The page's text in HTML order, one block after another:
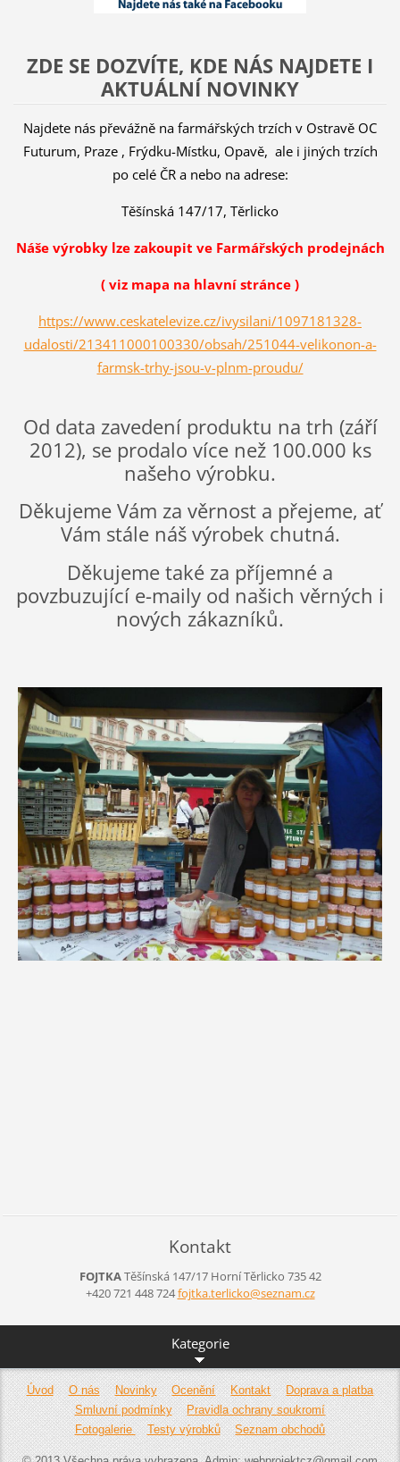
ZDE SE DOZVÍTE, KDE NÁS NAJDETE I
AKTUÁLNÍ NOVINKY
Najdete nás převážně na farmářských trzích v Ostravě OC
Futurum, Praze , Frýdku-Místku, Opavě, ale i jiných trzích
po celé ČR a nebo na adrese:
Těšínská 147/17, Těrlicko
Náše výrobky lze zakoupit ve Farmářských prodejnách
( viz mapa na hlavní stránce )
https://www.ceskatelevize.cz/ivysilani/1097181328-
udalosti/213411000100330/obsah/251044-velikonon-a-
farmsk-trhy-jsou-v-plnm-proudu/
Od data zavedení produktu na trh (září
2012), se prodalo více než 100.000 ks
našeho výrobku.
Děkujeme Vám za věrnost a přejeme, ať
Vám stále náš výrobek chutná.
Děkujeme také za příjemné a
povzbuzující e-maily od našich věrných i
nových zákazníků.
Kontakt
FOJTKATěšínská 147/17Horní Těrlicko 735 42
+420 721 448 724fojtka.terlicko@seznam.cz
Kategorie
Úvod O nás Novinky Ocenění Kontakt
Doprava a platba
Smluvní podmínky
Pravidla ochrany soukromí
Fotogalerie
Testy výrobků Seznam obchodů